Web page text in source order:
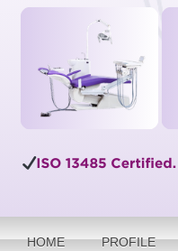
HOME PROFILE